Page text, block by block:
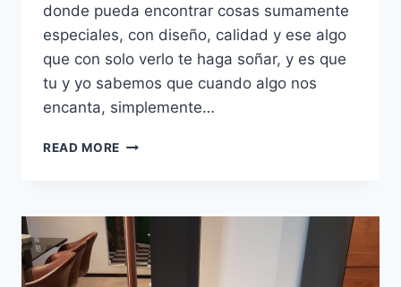
donde pueda encontrar cosas sumamente
especiales, con diseño, calidad y ese algo
que con solo verlo te haga soñar, y es que
tu y yo sabemos que cuando algo nos
encanta, simplemente…
READ MORE CONOCE: